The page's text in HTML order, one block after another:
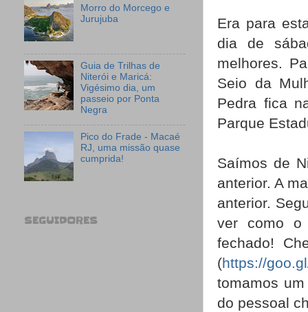
Era para
dia de
melhores.
Seio da
Pedra fica
Parque
Saímos de
anterior. A
anterior.
ver como o
fechado!
(https://
tomamos
do pessoal
Morro do Morcego e
Jurujuba
Guia de Trilhas de
Niterói e Maricá:
Vigésimo dia, um
passeio por Ponta
Negra
Pico do Frade - Macaé
RJ, uma missão quase
cumprida!
SEGUIDORES